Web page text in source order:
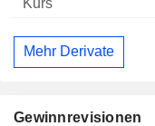
Mehr Derivate
Gewinnrevisionen